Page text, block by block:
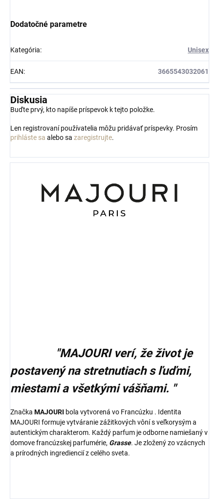
Dodatočné parametre
Kategória: Unisex
EAN: 3665543032061
Diskusia
Buďte prvý, kto napíše príspevok k tejto položke.
Len registrovaní používatelia môžu pridávať príspevky. Prosím
prihláste sa alebo sa zaregistrujte.
"MAJOURI verí, že život je
postavený na stretnutiach s ľuďmi,
miestami a všetkými vášňami. "
Značka MAJOURI bola vytvorená vo Francúzku . Identita
MAJOURI formuje vytváranie zážitkových vôní s veľkorysým a
autentickým charakterom. Každý parfum je odborne namiešaný v
domove francúzskej parfumérie, Grasse. Je zložený zo vzácnych
a prírodných ingrediencií z celého sveta.